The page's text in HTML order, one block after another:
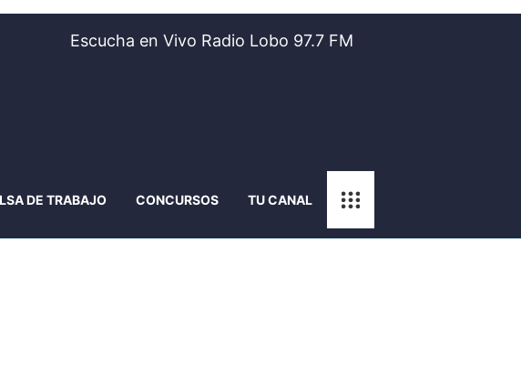
Escucha en Vivo Radio Lobo 97.7 FM
DE TRABAJO CONCURSOS TU CANAL